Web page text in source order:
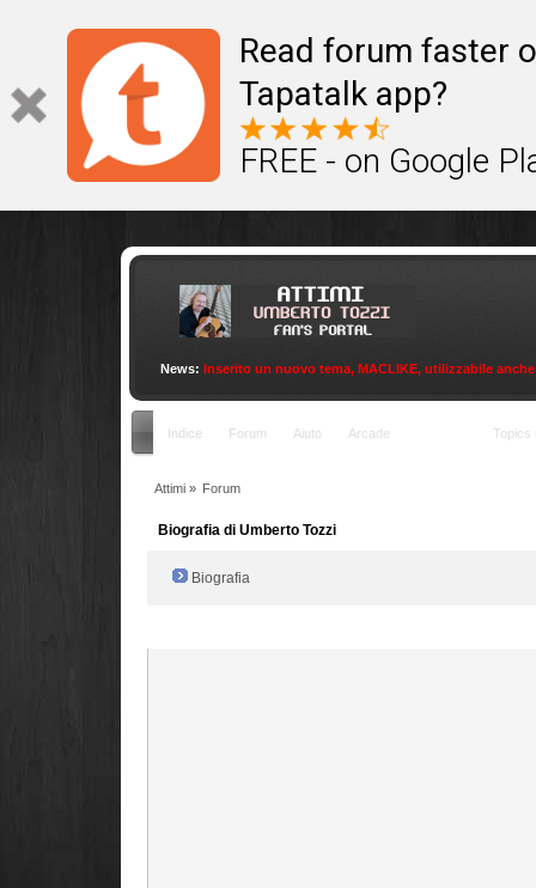
Read forum faster
Tapatalk app?
FREE - on Google
News: Inserito un nuovo tema, MACLIKE, utilizzabile
Indice Forum Aiuto Arcade Topics
Attimi» Forum
Biografia di Umberto Tozzi
Biografia